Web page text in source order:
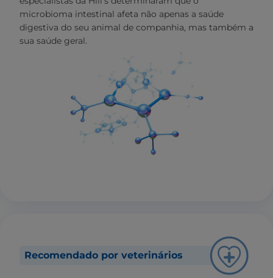
microbioma intestinal afeta não apenas a saúde
digestiva do seu animal de companhia, mas também a
sua saúde geral.
Recomendado por veterinários